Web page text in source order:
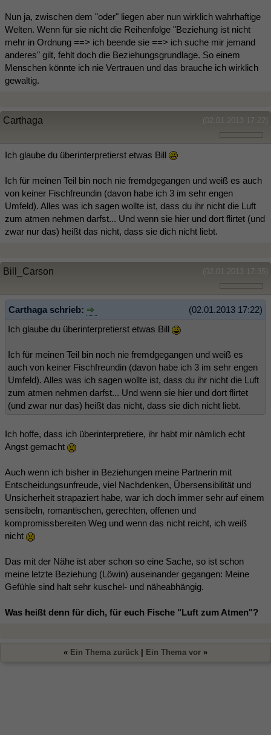
Nun ja, zwischen dem "oder" liegen aber nun wirklich wahrhaftige
Welten. Wenn für sie nicht die Reihenfolge "Beziehung ist nicht
mehr in Ordnung ==> ich beende sie ==> ich suche mir jemand
anderes" gilt, fehlt doch die Beziehungsgrundlage. So einem
Menschen könnte ich nie Vertrauen und das brauche ich wirklich
gewaltig.
(02.01.2013 17:22)
Carthaga
Ich glaube du überinterpretierst etwas Bill
Ich für meinen Teil bin noch nie fremdgegangen und weiß es auch
von keiner Fischfreundin (davon habe ich 3 im sehr engen
Umfeld). Alles was ich sagen wollte ist, dass du ihr nicht die Luft
zum atmen nehmen darfst... Und wenn sie hier und dort flirtet (und
zwar nur das) heißt das nicht, dass sie dich nicht liebt.
(02.01.2013 17:35)
Bill_Carson
(02.01.2013 17:22)
Carthaga schrieb:
Ich glaube du überinterpretierst etwas Bill
Ich für meinen Teil bin noch nie fremdgegangen und weiß es
auch von keiner Fischfreundin (davon habe ich 3 im sehr engen
Umfeld). Alles was ich sagen wollte ist, dass du ihr nicht die Luft
zum atmen nehmen darfst... Und wenn sie hier und dort flirtet
(und zwar nur das) heißt das nicht, dass sie dich nicht liebt.
Ich hoffe, dass ich überinterpretiere, ihr habt mir nämlich echt
Angst gemacht
Auch wenn ich bisher in Beziehungen meine Partnerin mit
Entscheidungsunfreude, viel Nachdenken, Übersensibilität und
Unsicherheit strapaziert habe, war ich doch immer sehr auf einem
sensibeln, romantischen, gerechten, offenen und
kompromissbereiten Weg und wenn das nicht reicht, ich weiß
nicht
Das mit der Nähe ist aber schon so eine Sache, so ist schon
meine letzte Beziehung (Löwin) auseinander gegangen: Meine
Gefühle sind halt sehr kuschel- und näheabhängig.
Was heißt denn für dich, für euch Fische "Luft zum Atmen"?
« Ein Thema zurück Ein Thema vor »